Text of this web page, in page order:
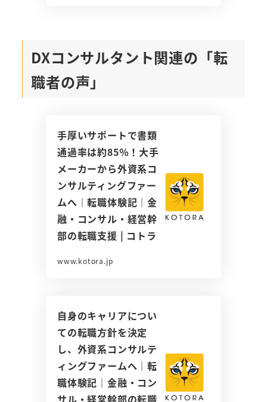
DXコンサルタント関連の「転
職者の声」
手厚いサポートで書類
通過率は約85％！大手
メーカーから外資系コ
ンサルティングファー
ムへ｜転職体験記｜金
融・コンサル・経営幹
部の転職支援 | コトラ
www.kotora.jp
自身のキャリアについ
ての転職方針を決定
し、外資系コンサルテ
ィングファームへ｜転
職体験記｜金融・コン
サル・経営幹部の転職